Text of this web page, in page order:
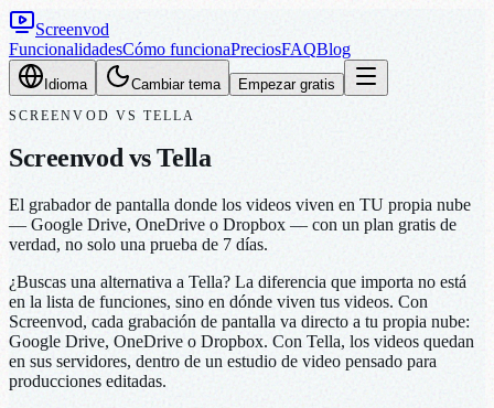
Screenvod
FuncionalidadesCómo funcionaPreciosFAQBlog
Idioma Cambiar tema Empezar gratis
SCREENVOD VS TELLA
Screenvod vs Tella
El grabador de pantalla donde los videos viven en TU propia nube
— Google Drive, OneDrive o Dropbox — con un plan gratis de
verdad, no solo una prueba de 7 días.
¿Buscas una alternativa a Tella? La diferencia que importa no está
en la lista de funciones, sino en dónde viven tus videos. Con
Screenvod, cada grabación de pantalla va directo a tu propia nube:
Google Drive, OneDrive o Dropbox. Con Tella, los videos quedan
en sus servidores, dentro de un estudio de video pensado para
producciones editadas.